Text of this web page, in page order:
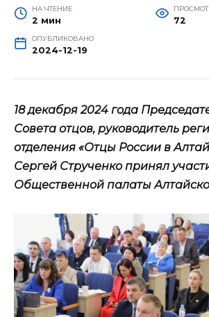
НА ЧТЕНИЕ
2 мин 72
ОПУБЛИКОВАНО
2024-12-19
18 декабря 2024 года
Совета отцов, руководитель
отделения «Отцы России в
Сергей Струченко принял
Общественной палаты